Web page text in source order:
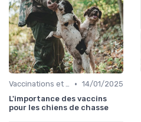
Vaccinations et traitements antiparasitaires • 14/01/2025
L'importance des vaccins
pour les chiens de chasse